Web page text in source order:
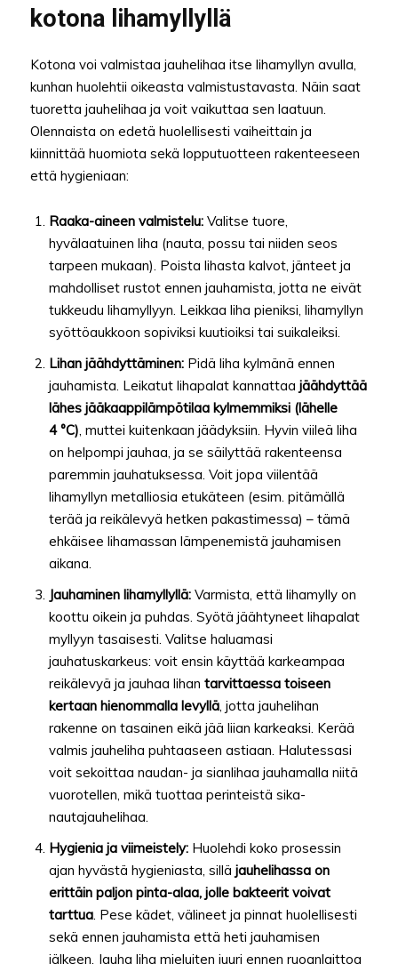
kotona lihamyllyllä
Kotona voi valmistaa jauhelihaa itse lihamyllyn avulla,
kunhan huolehtii oikeasta valmistustavasta. Näin saat
tuoretta jauhelihaa ja voit vaikuttaa sen laatuun.
Olennaista on edetä huolellisesti vaiheittain ja
kiinnittää huomiota sekä lopputuotteen rakenteeseen
että hygieniaan:
Raaka-aineen valmistelu: Valitse tuore,
hyvälaatuinen liha (nauta, possu tai niiden seos
tarpeen mukaan). Poista lihasta kalvot, jänteet ja
mahdolliset rustot ennen jauhamista, jotta ne eivät
tukkeudu lihamyllyyn. Leikkaa liha pieniksi, lihamyllyn
syöttöaukkoon sopiviksi kuutioiksi tai suikaleiksi.
Lihan jäähdyttäminen: Pidä liha kylmänä ennen
jauhamista. Leikatut lihapalat kannattaa jäähdyttää
lähes jääkaappilämpötilaa kylmemmiksi (lähelle
4 °C) , muttei kuitenkaan jäädyksiin. Hyvin viileä liha
on helpompi jauhaa, ja se säilyttää rakenteensa
paremmin jauhatuksessa. Voit jopa viilentää
lihamyllyn metalliosia etukäteen (esim. pitämällä
terää ja reikälevyä hetken pakastimessa) – tämä
ehkäisee lihamassan lämpenemistä jauhamisen
aikana.
Jauhaminen lihamyllyllä: Varmista, että lihamylly on
koottu oikein ja puhdas. Syötä jäähtyneet lihapalat
myllyyn tasaisesti. Valitse haluamasi
jauhatuskarkeus: voit ensin käyttää karkeampaa
reikälevyä ja jauhaa lihan tarvittaessa toiseen
kertaan hienommalla levyllä , jotta jauhelihan
rakenne on tasainen eikä jää liian karkeaksi. Kerää
valmis jauheliha puhtaaseen astiaan. Halutessasi
voit sekoittaa naudan- ja sianlihaa jauhamalla niitä
vuorotellen, mikä tuottaa perinteistä sika-
nautajauhelihaa.
Hygienia ja viimeistely: Huolehdi koko prosessin
ajan hyvästä hygieniasta, sillä jauhelihassa on
erittäin paljon pinta-alaa, jolle bakteerit voivat
tarttua . Pese kädet, välineet ja pinnat huolellisesti
sekä ennen jauhamista että heti jauhamisen
jälkeen. Jauha liha mieluiten juuri ennen ruoanlaittoa